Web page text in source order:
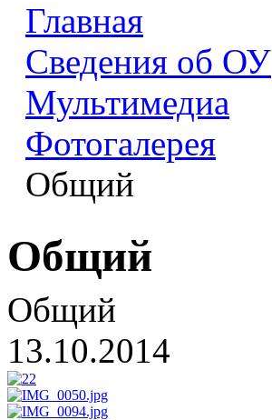
Главная
Сведения об ОУ
Мультимедиа
Фотогалерея
Общий
Общий
Общий
13.10.2014